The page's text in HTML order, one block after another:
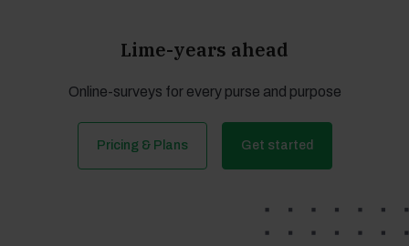
Lime-years ahead
Online-surveys for every purse and purpose
Pricing & Plans Get started